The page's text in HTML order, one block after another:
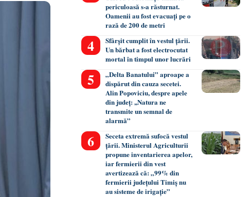
periculoasă s-a răsturnat.
Oamenii au fost evacuați pe o
rază de 200 de metri
Sfârșit cumplit în vestul țării.
Un bărbat a fost electrocutat
mortal în timpul unor lucrări
„Delta Banatului” aproape a
dispărut din cauza secetei.
Alin Popoviciu, despre apele
din județ: ,,Natura ne
transmite un semnal de
alarmă”
Seceta extremă sufocă vestul
țării. Ministerul Agriculturii
propune inventarierea apelor,
iar fermierii din vest
avertizează că: „99% din
fermierii județului Timiș nu
au sisteme de irigație”